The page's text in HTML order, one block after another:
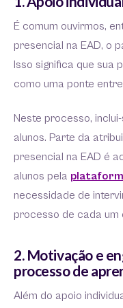
É comum ouvirmos,
presencial na EAD, o
Isso significa que sua
como uma ponte
Neste processo,
alunos. Parte da
presencial na EAD é
alunos pela
necessidade de
processo de cada um
2. Motivação e
processo de
Além do apoio